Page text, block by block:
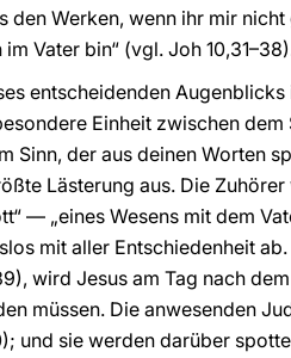
Werken, wenn ihr mir
Vater bin“ (vgl. Joh
entscheidenden
Einheit zwischen
Sinn, der aus deinen Worten
Lästerung aus. Die
— „eines Wesens mit dem
mit aller Entschiedenheit
wird Jesus am Tag nach
müssen. Die anwesenden
und sie werden darüber